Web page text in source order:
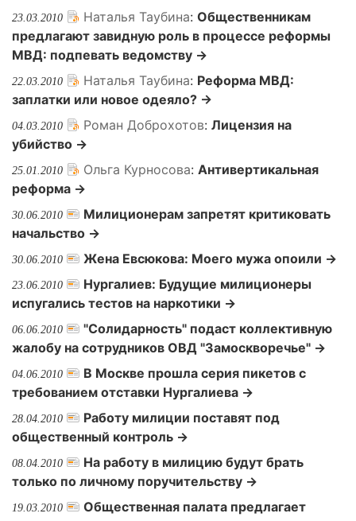
23.03.2010 Наталья Таубина: Общественникам
предлагают завидную роль в процессе реформы
МВД: подпевать ведомству →
22.03.2010 Наталья Таубина: Реформа МВД:
заплатки или новое одеяло? →
04.03.2010 Роман Доброхотов: Лицензия на
убийство →
25.01.2010 Ольга Курносова: Антивертикальная
реформа →
30.06.2010
Милиционерам запретят критиковать
начальство →
30.06.2010 Жена Евсюкова: Моего мужа опоили →
23.06.2010
Нургалиев: Будущие милиционеры
испугались тестов на наркотики →
06.06.2010
"Солидарность" подаст коллективную
жалобу на сотрудников ОВД "Замоскворечье" →
04.06.2010
В Москве прошла серия пикетов с
требованием отставки Нургалиева →
28.04.2010
Работу милиции поставят под
общественный контроль →
08.04.2010
На работу в милицию будут брать
только по личному поручительству →
19.03.2010
Общественная палата предлагает